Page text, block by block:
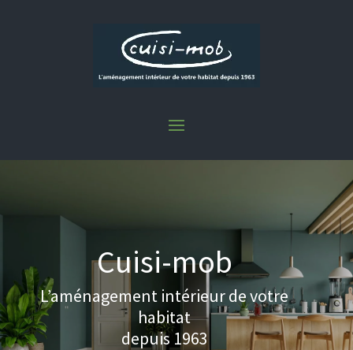
Cuisi-mob
L’aménagement intérieur de votre
habitat
depuis 1963